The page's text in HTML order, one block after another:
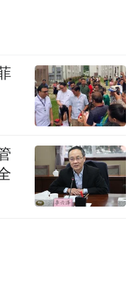
、吴某雄因严重
店店总卢某被处
晋升，取消当年奖
两名经纪人及交